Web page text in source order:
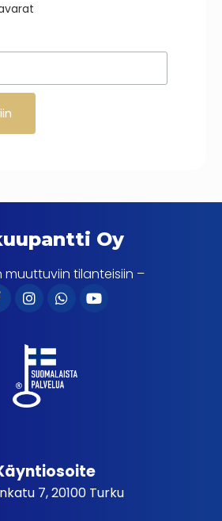
Oy
muuttuviin tilanteisiin –
7, 20100 Turku